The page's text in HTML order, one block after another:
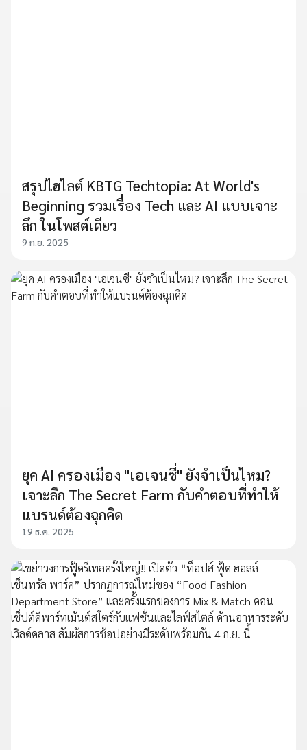
สรุปไฮไลต์ KBTG Techtopia: At World's
Beginning รวมเรื่อง Tech และ AI แบบเจาะ
ลึก ในโพสต์เดียว
9 ก.ย. 2025
ยุค AI ครองเมือง "เอเจนซี่" ยังจำเป็นไหม?
เจาะลึก The Secret Farm กับคำตอบที่ทำให้
แบรนด์ต้องฉุกคิด
19 ธ.ค. 2025